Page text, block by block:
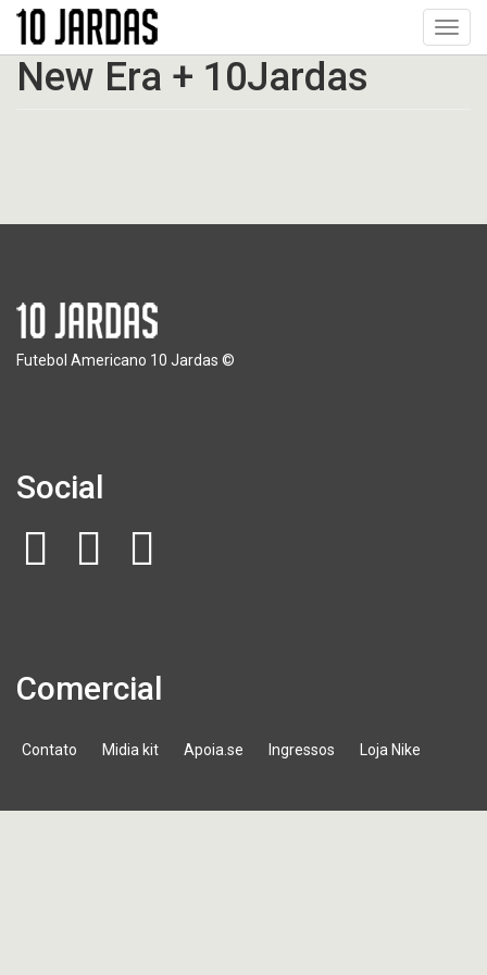
Pular
o
conteúdo
New Era + 10Jardas
Futebol Americano 10 Jardas ©
Social
Comercial
Contato Midia kit Apoia.se Ingressos Loja Nike